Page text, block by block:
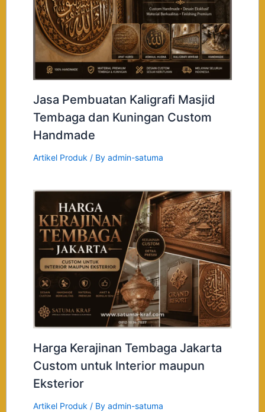
Jasa Pembuatan Kaligrafi Masjid
Tembaga dan Kuningan Custom
Handmade
Artikel Produk/ By admin-satuma
Harga Kerajinan Tembaga Jakarta
Custom untuk Interior maupun
Eksterior
Artikel Produk/ By admin-satuma